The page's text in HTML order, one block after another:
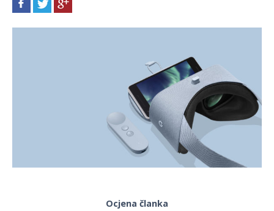
Ocjena članka